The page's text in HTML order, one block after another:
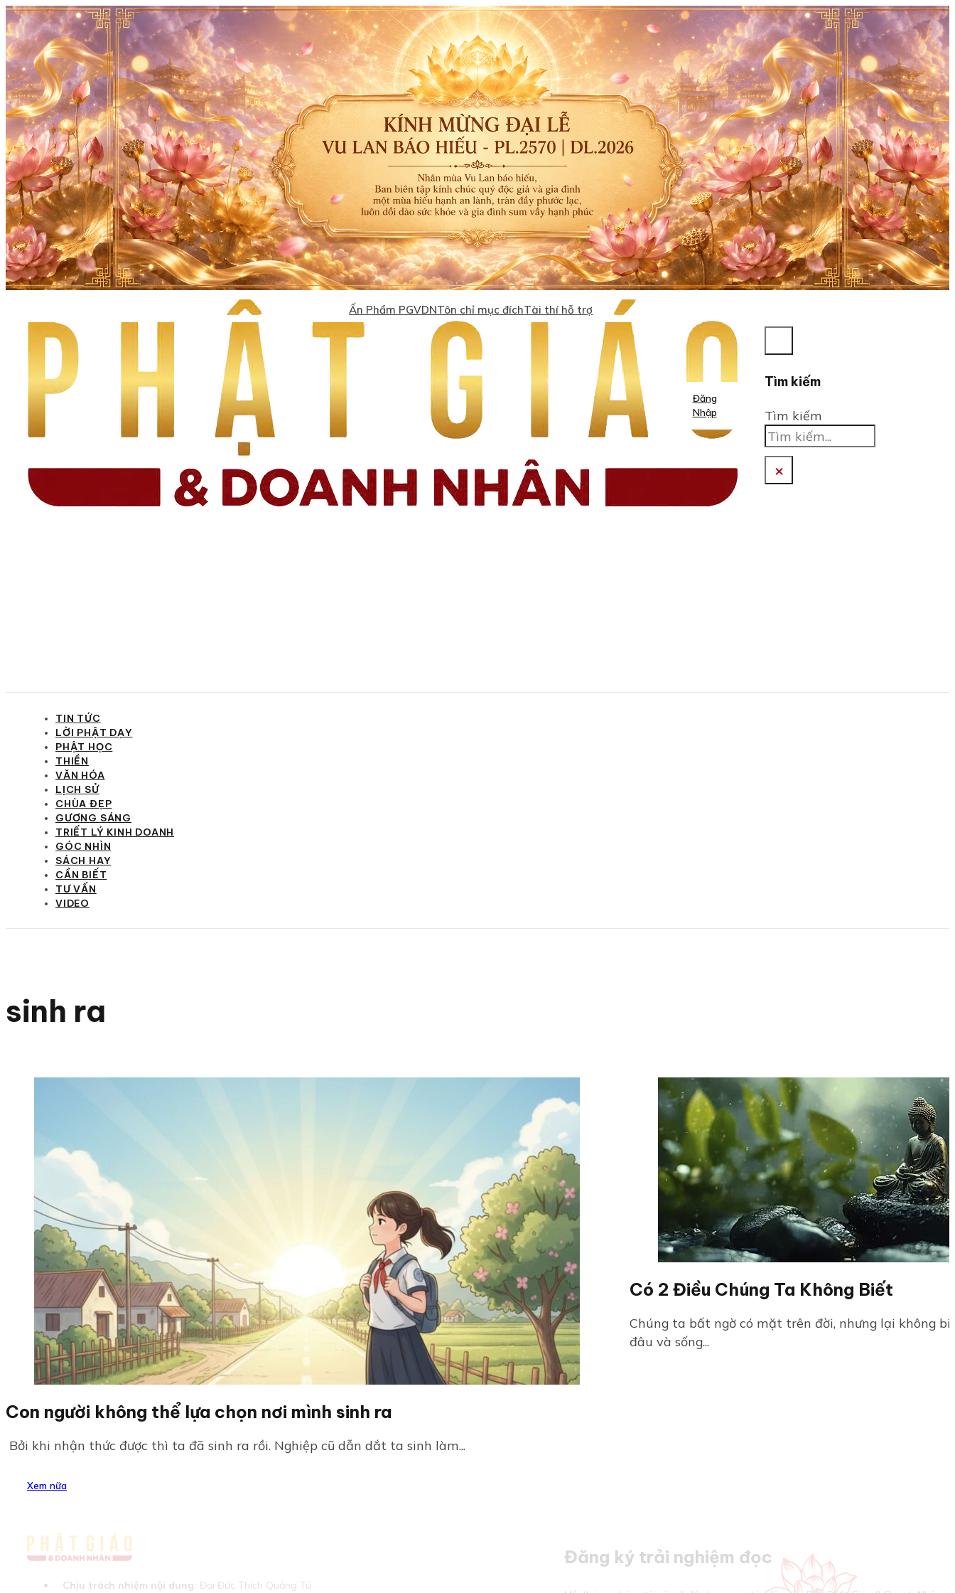
Ấn Phẩm PGVDNTôn chỉ mục đíchTài thí hỗ trợ
Đăng
Nhập
Tìm kiếm
Tìm kiếm
×
TIN TỨC
LỜI PHẬT DẠY
PHẬT HỌC
THIỀN
VĂN HÓA
LỊCH SỬ
CHÙA ĐẸP
GƯƠNG SÁNG
TRIẾT LÝ KINH DOANH
GÓC NHÌN
SÁCH HAY
CẦN BIẾT
TƯ VẤN
VIDEO
sinh ra
Con người không thể lựa chọn nơi mình sinh ra
Bởi khi nhận thức được thì ta đã sinh ra rồi. Nghiệp cũ dẫn dắt ta sinh làm...
Có 2 Điều Chúng Ta Không Biết
Chúng ta bất ngờ có mặt trên đời, nhưng lại không
đâu và sống...
Xem nữa
Chịu trách nhiệm nội dung: Đại Đức Thích Quảng Tú
Đăng ký trải nghiệm đọc